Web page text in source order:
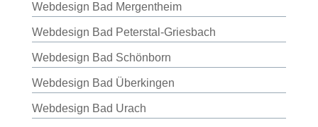
Webdesign Bad Mergentheim
Webdesign Bad Peterstal-Griesbach
Webdesign Bad Schönborn
Webdesign Bad Überkingen
Webdesign Bad Urach